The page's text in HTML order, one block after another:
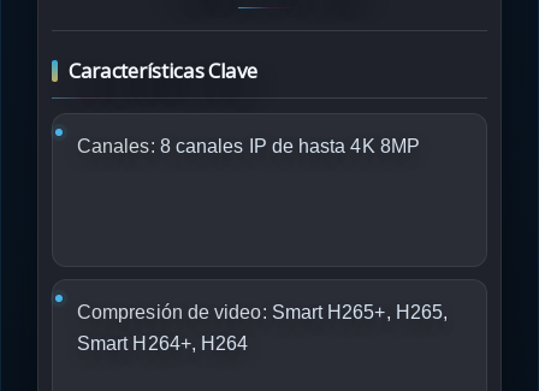
Características Clave
Canales: 8 canales IP de hasta 4K 8MP
Compresión de video: Smart H265+, H265,
Smart H264+, H264